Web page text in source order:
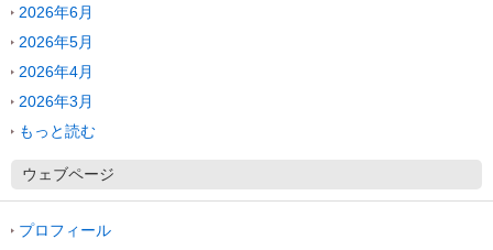
2026年6月
2026年5月
2026年4月
2026年3月
もっと読む
ウェブページ
プロフィール